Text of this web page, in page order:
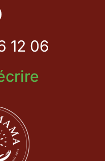
12 06